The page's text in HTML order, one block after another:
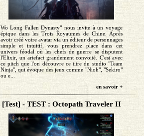
Wo Long Fallen Dynasty" nous invite à un voyage
épique dans les Trois Royaumes de Chine. Après
avoir créé votre avatar via un éditeur de personnages
simple et intuitif, vous prendrez place dans cet
univers féodal où les chefs de guerre se disputent
l'Elixir, un artefact grandement convoité. C'est avec
ce pitch que l'on découvre ce titre du studio "Team
Ninja", qui évoque des jeux comme "Nioh", "Sekiro"
ou e...
en savoir +
[Test] - TEST : Octopath Traveler II